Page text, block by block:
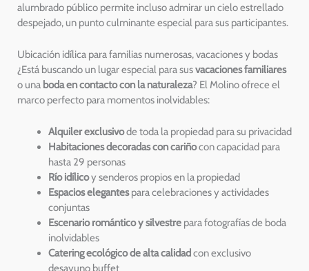
alumbrado público permite incluso admirar un cielo estrellado
despejado, un punto culminante especial para sus participantes.
Ubicación idílica para familias numerosas, vacaciones y bodas
¿Está buscando un lugar especial para susvacaciones familiares
o una boda en contacto con la naturaleza? El Molino ofrece el
marco perfecto para momentos inolvidables:
Alquiler exclusivode toda la propiedad para su privacidad
Habitaciones decoradas con cariñocon capacidad para
hasta 29 personas
Río idílicoy senderos propios en la propiedad
Espacios elegantespara celebraciones y actividades
conjuntas
Escenario romántico y silvestre para fotografías de boda
inolvidables
Catering ecológico de alta calidad con exclusivo
desayuno buffet